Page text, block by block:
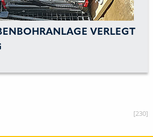
VERLEGT
[230]